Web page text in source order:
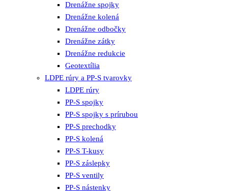
Drenážne spojky
Drenážne kolená
Drenážne odbočky
Drenážne zátky
Drenážne redukcie
Geotextília
LDPE rúry a PP-S tvarovky
LDPE rúry
PP-S spojky
PP-S spojky s prírubou
PP-S prechodky
PP-S kolená
PP-S T-kusy
PP-S záslepky
PP-S ventily
PP-S nástenky